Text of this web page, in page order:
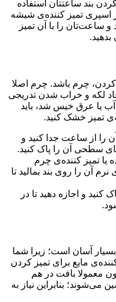
بند ساعتتان استفاده
اسپری تمیز کننده‌ی شیشه
ساعت‌تان را با آن تمیز
کردن، چرم باشد. چرم اصلا
لکه و خراب شدن تدریجی
یا عرق خیس شد، باید
تمیز خشک کنید.
را از ساعت جدا کنید و
سطحی آن را پاک کنید.
یا تمیز کننده‌ی چرم
آن را روی بند بمالید تا
و اجازه دهید تا در
آسان است؛ زیرا شما
مایع برای تمیز کردن
معمولا بافت در هم
می‌شوند؛ بنابراین نیاز به